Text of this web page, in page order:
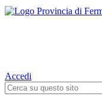
Accedi